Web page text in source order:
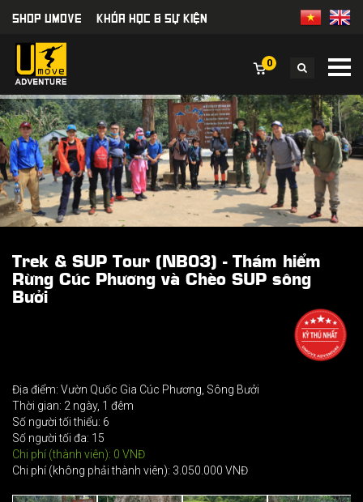
SHOP UMOVE KHÓA HỌC & SỰ KIỆN
0
Trek & SUP Tour (NB03) - Thám hiểm
Rừng Cúc Phương và Chèo SUP sông
Bưởi
Địa điểm: Vườn Quốc Gia Cúc Phương, Sông Bưởi
Thời gian: 2 ngày, 1 đêm
Số người tối thiểu: 6
Số người tối đa: 15
Chi phí (thành viên): 0 VNĐ
Chi phí (không phải thành viên): 3.050.000 VNĐ